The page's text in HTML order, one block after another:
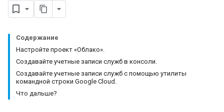
Содержание
Настройте проект «Облако».
Создавайте учетные записи служб в консоли.
Создавайте учетные записи служб с помощью утилиты
командной строки Google Cloud.
Что дальше?